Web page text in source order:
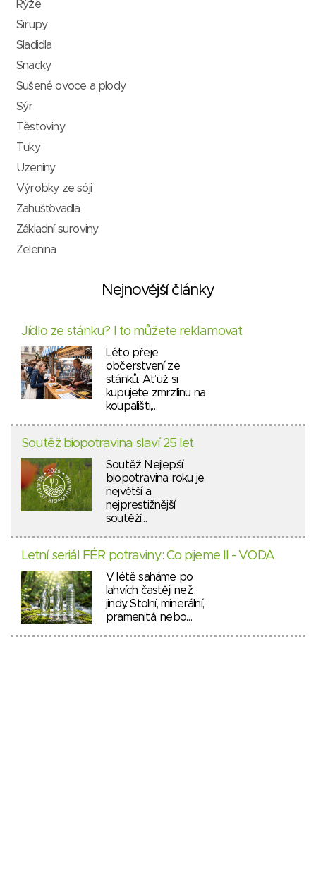
Rýže
Sirupy
Sladidla
Snacky
Sušené ovoce a plody
Sýr
Těstoviny
Tuky
Uzeniny
Výrobky ze sóji
Zahušťovadla
Základní suroviny
Zelenina
Nejnovější články
Jídlo ze stánku? I to můžete reklamovat
Léto přeje
občerstvení ze
stánků. Ať už si
kupujete zmrzlinu na
koupališti,…
Soutěž biopotravina slaví 25 let
Soutěž Nejlepší
biopotravina roku je
největší a
nejprestižnější
soutěží…
Letní seriál FÉR potraviny: Co pijeme II - VODA
V létě saháme po
lahvích častěji než
jindy. Stolní, minerální,
pramenitá, nebo…